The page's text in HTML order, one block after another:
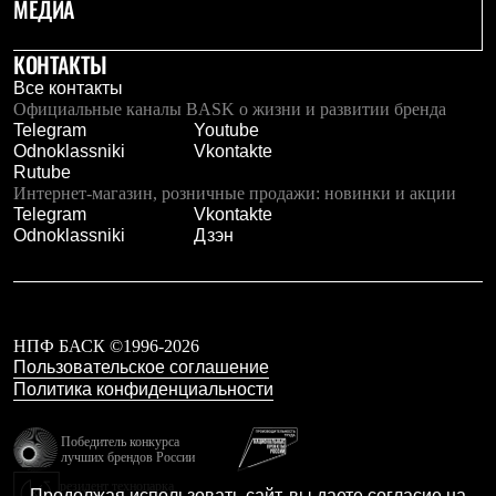
Брюки
Софтшелл одежда
Куртки
Флисовая одежда
Куртки
Брюки
Жилеты
Комбинезоны
Термобелье
Комплект термобелья
Снаряжение
Палатки и тенты
Тенты
Экспедиционные
Легкоходные
Альпинистские
Городские
Аксессуары для рюкзаков
Спальные мешки
Пуховые
Комбинированные
МЕДИА
КОНТАКТЫ
Все контакты
Официальные каналы BASK о жизни и развитии бренда
Telegram
Youtube
Odnoklassniki
Vkontakte
Rutube
Интернет-магазин, розничные продажи: новинки и акции
Telegram
Vkontakte
Odnoklassniki
Дзэн
НПФ БАСК ©1996-2026
Пользовательское соглашение
Политика конфиденциальности
Победитель конкурса
лучших брендов России